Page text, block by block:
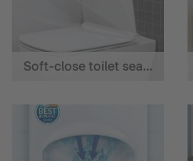
Soft-close toilet seats